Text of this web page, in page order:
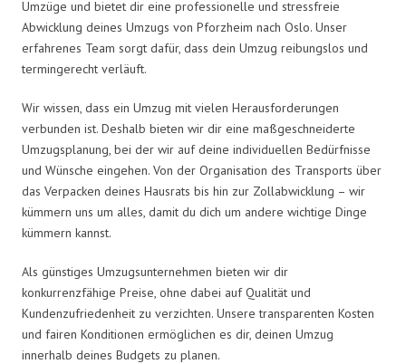
Umzüge und bietet dir eine professionelle und stressfreie
Abwicklung deines Umzugs von Pforzheim nach Oslo. Unser
erfahrenes Team sorgt dafür, dass dein Umzug reibungslos und
termingerecht verläuft.
Wir wissen, dass ein Umzug mit vielen Herausforderungen
verbunden ist. Deshalb bieten wir dir eine maßgeschneiderte
Umzugsplanung, bei der wir auf deine individuellen Bedürfnisse
und Wünsche eingehen. Von der Organisation des Transports über
das Verpacken deines Hausrats bis hin zur Zollabwicklung – wir
kümmern uns um alles, damit du dich um andere wichtige Dinge
kümmern kannst.
Als günstiges Umzugsunternehmen bieten wir dir
konkurrenzfähige Preise, ohne dabei auf Qualität und
Kundenzufriedenheit zu verzichten. Unsere transparenten Kosten
und fairen Konditionen ermöglichen es dir, deinen Umzug
innerhalb deines Budgets zu planen.